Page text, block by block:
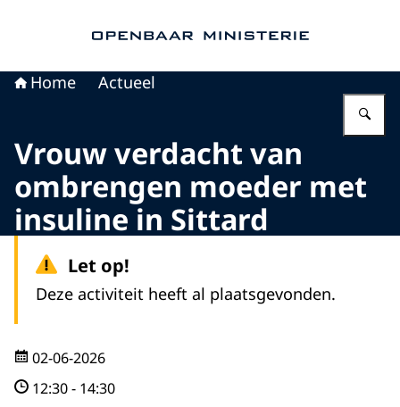
Home Actueel
Vrouw verdacht van
ombrengen moeder met
insuline in Sittard
Let op!
Deze activiteit heeft al plaatsgevonden.
02-06-2026
12:30- 14:30